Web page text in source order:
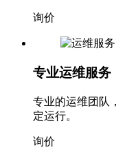
询价
专业运维服务
专业的运维团队
定运行。
询价